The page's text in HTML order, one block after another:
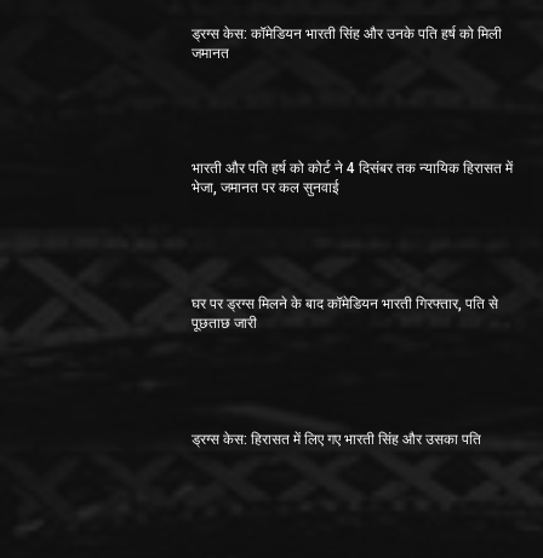
ड्रग्स केस: कॉमेडियन भारती सिंह और उनके पति हर्ष को मिली
जमानत
भारती और पति हर्ष को कोर्ट ने 4 दिसंबर तक न्यायिक हिरासत में
भेजा, जमानत पर कल सुनवाई
घर पर ड्रग्स मिलने के बाद कॉमेडियन भारती गिरफ्तार, पति से
पूछताछ जारी
ड्रग्‍स केस: हिरासत में लिए गए भारती सिंह और उसका पति